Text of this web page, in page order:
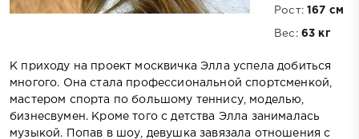
Рост:167 см
Вес: 63 кг
К приходу на проект москвичка Элла успела добиться
многого. Она стала профессиональной спортсменкой,
мастером спорта по большому теннису, моделью,
бизнесвумен. Кроме того с детства Элла занималась
музыкой. Попав в шоу, девушка завязала отношения с